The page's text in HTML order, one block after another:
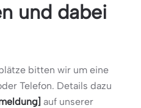
und dabei
bitten wir um eine
Telefon. Details dazu
auf unserer